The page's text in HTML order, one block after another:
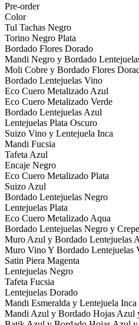
Pre-order
Color
Tul Tachas Negro
Torino Negro Plata
Bordado Flores Dorado
Mandi Negro y Bordado
Moli Cobre y Bordado Flores
Bordado Lentejuelas Vino
Eco Cuero Metalizado Azul
Eco Cuero Metalizado Verde
Bordado Lentejuelas Azul
Lentejuelas Plata Oscuro
Suizo Vino y Lentejuela Inca
Mandi Fucsia
Tafeta Azul
Encaje Negro
Eco Cuero Metalizado Plata
Suizo Azul
Bordado Lentejuelas Negro
Lentejuelas Plata
Eco Cuero Metalizado Aqua
Bordado Lentejuelas Negro y
Muro Azul y Bordado Lentejuelas
Muro Vino Y Bordado Lentejuelas
Satin Piera Magenta
Lentejuelas Negro
Tafeta Fucsia
Lentejuelas Dorado
Mandi Esmeralda y Lentejuela Inca
Mandi Azul y Bordado Hojas Azul